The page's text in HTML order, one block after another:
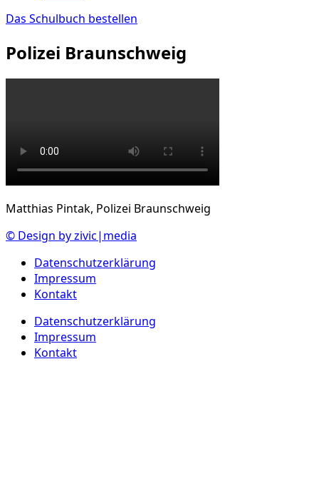
Das Schulbuch bestellen
Polizei Braunschweig
Matthias Pintak, Polizei Braunschweig
© Design by zivic|media
Datenschutzerklärung
Impressum
Kontakt
Datenschutzerklärung
Impressum
Kontakt